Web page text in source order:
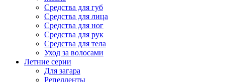
Средства для губ
Средства для лица
Средства для ног
Средства для рук
Средства для тела
Уход за волосами
Летние серии
Для загара
Репелленты